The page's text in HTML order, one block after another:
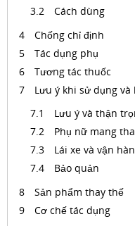
Cách dùng
Chống chỉ định
Tác dụng phụ
Tương tác thuốc
Lưu ý khi sử dụng và
Lưu ý và thận
Phụ nữ mang
Lái xe và vận
Bảo quản
Sản phẩm thay thế
Cơ chế tác dụng